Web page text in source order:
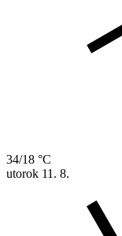
34/18 °C
utorok 11. 8.